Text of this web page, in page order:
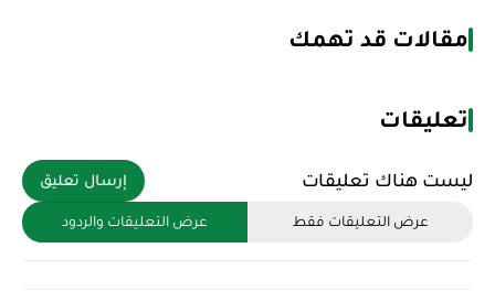
مقالات قد تهمك
تعليقات
ليست هناك تعليقات إرسال تعليق
عرض التعليقات فقط عرض التعليقات والردود